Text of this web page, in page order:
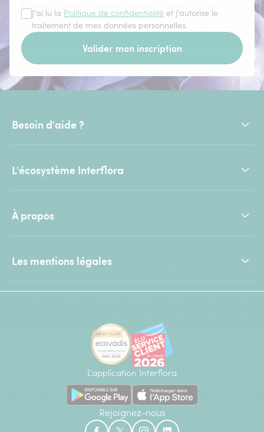
J'ai lu la Politique de confidentialité et j'autorise le
traitement de mes données personnelles.
Valider mon inscription
Besoin d'aide ?
L'écosystème Interflora
À propos
Les mentions légales
L'application Interflora
Rejoignez-nous